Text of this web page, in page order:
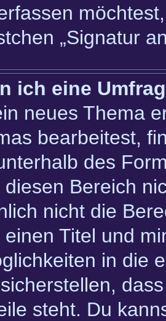
„Signatur
ich eine
neues Thema
bearbeitest,
des
diesen Bereich
nicht die
einen Titel und
in die
steht. Du